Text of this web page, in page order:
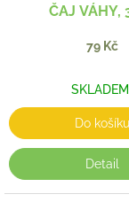
ČAJ VÁHY,
79 Kč
SKLADEM
Do košíku
Detail